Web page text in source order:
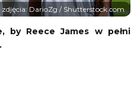
zdjęcia: DarioZg / Shutterstock.com
by Reece James w pełni